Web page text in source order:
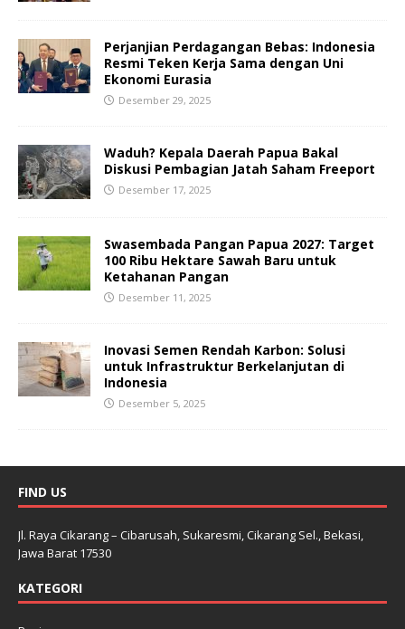
Perjanjian Perdagangan Bebas: Indonesia
Resmi Teken Kerja Sama dengan Uni
Ekonomi Eurasia
Desember 29, 2025
Waduh? Kepala Daerah Papua Bakal
Diskusi Pembagian Jatah Saham Freeport
Desember 17, 2025
Swasembada Pangan Papua 2027: Target
100 Ribu Hektare Sawah Baru untuk
Ketahanan Pangan
Desember 11, 2025
Inovasi Semen Rendah Karbon: Solusi
untuk Infrastruktur Berkelanjutan di
Indonesia
Desember 5, 2025
FIND US
Jl. Raya Cikarang – Cibarusah, Sukaresmi, Cikarang Sel., Bekasi,
Jawa Barat 17530
KATEGORI